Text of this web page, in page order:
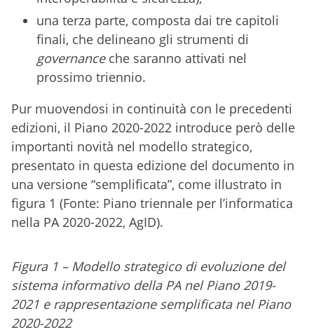
una terza parte, composta dai tre capitoli
finali, che delineano gli strumenti di
governance che saranno attivati nel
prossimo triennio.
Pur muovendosi in continuità con le precedenti
edizioni, il Piano 2020-2022 introduce però delle
importanti novità nel modello strategico,
presentato in questa edizione del documento in
una versione “semplificata”, come illustrato in
figura 1 (Fonte: Piano triennale per l’informatica
nella PA 2020-2022, AgID).
Figura 1 – Modello strategico di evoluzione del
sistema informativo della PA nel Piano 2019-
2021 e rappresentazione semplificata nel Piano
2020-2022